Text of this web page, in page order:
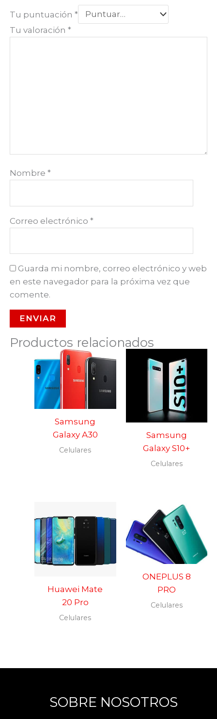
Tu puntuación *
Tu valoración *
Nombre *
Correo electrónico *
Guarda mi nombre, correo electrónico y web
en este navegador para la próxima vez que
comente.
Productos relacionados
Samsung
Galaxy A30
Celulares
Samsung
Galaxy S10+
Celulares
Huawei Mate
20 Pro
Celulares
ONEPLUS 8
PRO
Celulares
SOBRE NOSOTROS